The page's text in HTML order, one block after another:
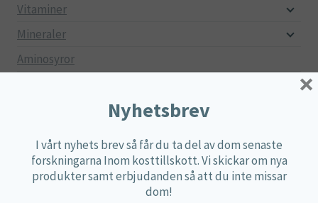
Vitaminer
Mineraler
Aminosyror
Mjölksyrebakterier
Alger
Örter
Nyhetsbrev
I vårt nyhets brev så får du ta del av dom senaste
forskningarna Inom kosttillskott. Vi skickar om nya
produkter samt erbjudanden så att du inte missar
dom!
×